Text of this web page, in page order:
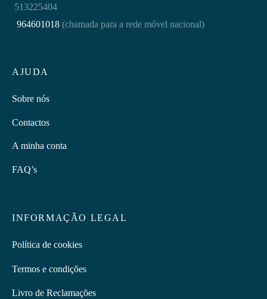
AJUDA
Sobre nós
Contactos
A minha conta
FAQ’s
INFORMAÇÃO LEGAL
Política de cookies
Termos e condições
Livro de Reclamações
513225404
964601018 (chamada para a rede móvel nacional)